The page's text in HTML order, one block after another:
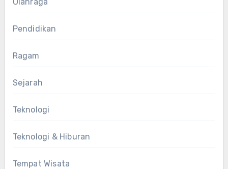
Pendidikan
Ragam
Sejarah
Teknologi
Teknologi & Hiburan
Tempat Wisata